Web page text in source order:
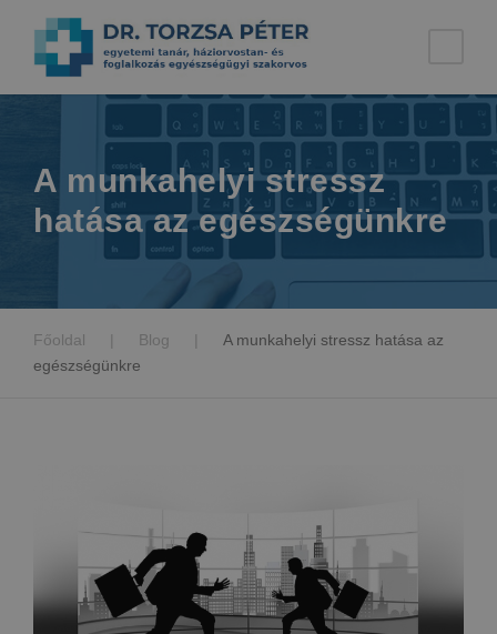
A munkahelyi stressz
hatása az egészségünkre
Főoldal | Blog |
A munkahelyi stressz hatása az
egészségünkre